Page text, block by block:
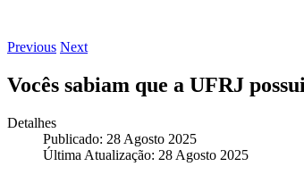
Previous Next
Vocês sabiam que a UFRJ
Detalhes
Publicado: 28 Agosto 2025
Última Atualização: 28 Agosto 2025